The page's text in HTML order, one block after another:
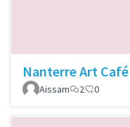
Nanterre Art Café
Aissam
2 0